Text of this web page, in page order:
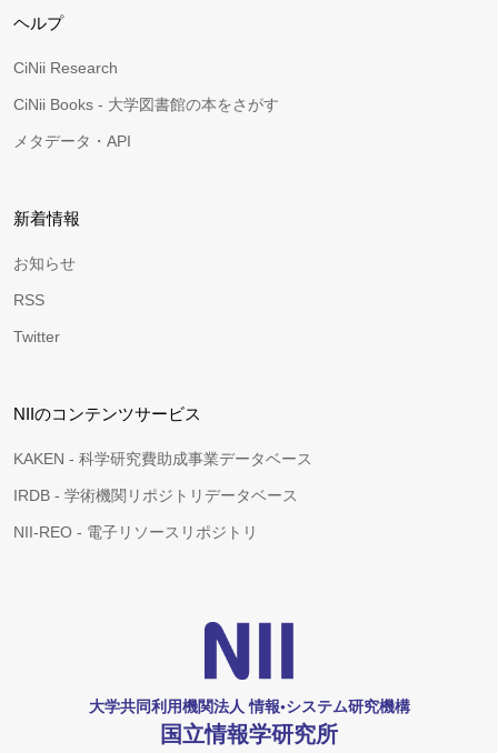
ヘルプ
CiNii Research
CiNii Books - 大学図書館の本をさがす
メタデータ・API
新着情報
お知らせ
RSS
Twitter
NIIのコンテンツサービス
KAKEN - 科学研究費助成事業データベース
IRDB - 学術機関リポジトリデータベース
NII-REO - 電子リソースリポジトリ
大学共同利用機関法人 情報•システム研究機構
国立情報学研究所